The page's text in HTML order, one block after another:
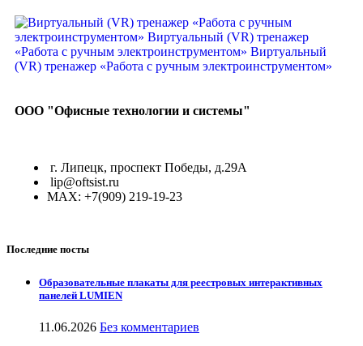
ООО "Офисные технологии и системы"
г. Липецк, проспект Победы, д.29А
lip@oftsist.ru
МАХ: +7(909) 219-19-23
Последние посты
Образовательные плакаты для реестровых интерактивных
панелей LUMIEN
11.06.2026 Без комментариев